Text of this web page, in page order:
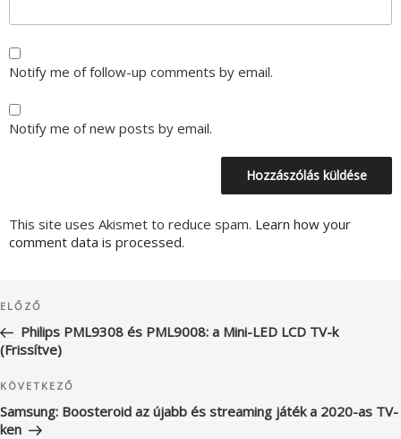
Notify me of follow-up comments by email.
Notify me of new posts by email.
This site uses Akismet to reduce spam. Learn how your
comment data is processed.
navigáció
Korábbi
bejegyzés
ELŐZŐ
Philips PML9308 és PML9008: a Mini-LED LCD TV-k
(Frissítve)
Következő
bejegyzés
KÖVETKEZŐ
Samsung: Boosteroid az újabb és streaming játék a 2020-as TV-
ken